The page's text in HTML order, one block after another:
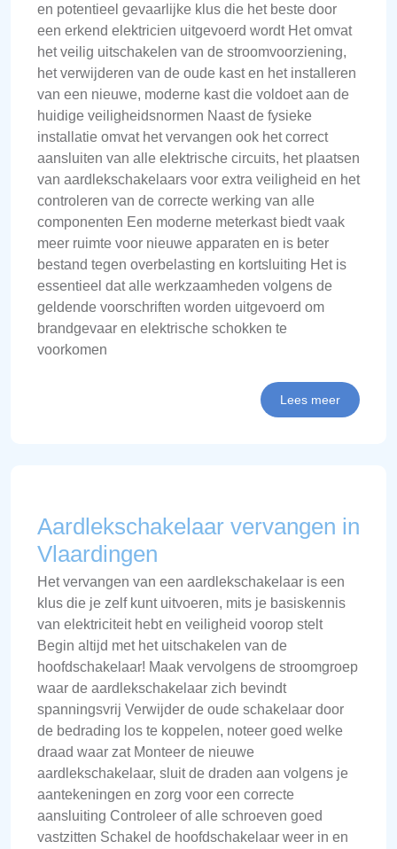
en potentieel gevaarlijke klus die het beste door
een erkend elektricien uitgevoerd wordt Het omvat
het veilig uitschakelen van de stroomvoorziening,
het verwijderen van de oude kast en het installeren
van een nieuwe, moderne kast die voldoet aan de
huidige veiligheidsnormen Naast de fysieke
installatie omvat het vervangen ook het correct
aansluiten van alle elektrische circuits, het plaatsen
van aardlekschakelaars voor extra veiligheid en het
controleren van de correcte werking van alle
componenten Een moderne meterkast biedt vaak
meer ruimte voor nieuwe apparaten en is beter
bestand tegen overbelasting en kortsluiting Het is
essentieel dat alle werkzaamheden volgens de
geldende voorschriften worden uitgevoerd om
brandgevaar en elektrische schokken te
voorkomen
Lees meer
Aardlekschakelaar vervangen in
Vlaardingen
Het vervangen van een aardlekschakelaar is een
klus die je zelf kunt uitvoeren, mits je basiskennis
van elektriciteit hebt en veiligheid voorop stelt
Begin altijd met het uitschakelen van de
hoofdschakelaar! Maak vervolgens de stroomgroep
waar de aardlekschakelaar zich bevindt
spanningsvrij Verwijder de oude schakelaar door
de bedrading los te koppelen, noteer goed welke
draad waar zat Monteer de nieuwe
aardlekschakelaar, sluit de draden aan volgens je
aantekeningen en zorg voor een correcte
aansluiting Controleer of alle schroeven goed
vastzitten Schakel de hoofdschakelaar weer in en